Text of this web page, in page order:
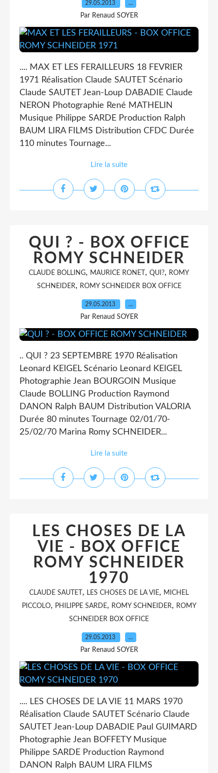
29.05.2013 …
Par Renaud SOYER
.... MAX ET LES FERAILLEURS 18 FEVRIER
1971 Réalisation Claude SAUTET Scénario
Claude SAUTET Jean-Loup DABADIE Claude
NERON Photographie René MATHELIN
Musique Philippe SARDE Production Ralph
BAUM LIRA FILMS Distribution CFDC Durée
110 minutes Tournage...
Lire la suite
QUI ? - BOX OFFICE
ROMY SCHNEIDER
CLAUDE BOLLING, MAURICE RONET , QUI?, ROMY
SCHNEIDER, ROMY SCHNEIDER BOX OFFICE
29.05.2013 …
Par Renaud SOYER
.. QUI ? 23 SEPTEMBRE 1970 Réalisation
Leonard KEIGEL Scénario Leonard KEIGEL
Photographie Jean BOURGOIN Musique
Claude BOLLING Production Raymond
DANON Ralph BAUM Distribution VALORIA
Durée 80 minutes Tournage 02/01/70-
25/02/70 Marina Romy SCHNEIDER...
Lire la suite
LES CHOSES DE LA
VIE - BOX OFFICE
ROMY SCHNEIDER
1970
CLAUDE SAUTET , LES CHOSES DE LA VIE, MICHEL
PICCOLO, PHILIPPE SARDE, ROMY SCHNEIDER, ROMY
SCHNEIDER BOX OFFICE
29.05.2013 …
Par Renaud SOYER
.... LES CHOSES DE LA VIE 11 MARS 1970
Réalisation Claude SAUTET Scénario Claude
SAUTET Jean-Loup DABADIE Paul GUIMARD
Photographie Jean BOFFETY Musique
Philippe SARDE Production Raymond
DANON Ralph BAUM LIRA FILMS